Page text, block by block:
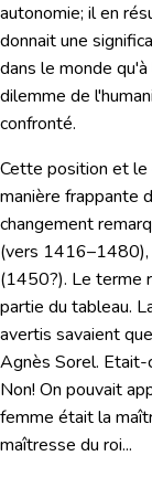
autonomie; il en
donnait une
dans le monde
dilemme de
confronté.
Cette position et le
manière frappante
changement
(vers 1416–1480),
(1450?). Le terme
partie du tableau.
avertis savaient
Agnès Sorel. Etait-
Non! On pouvait
femme était la
maîtresse du roi...